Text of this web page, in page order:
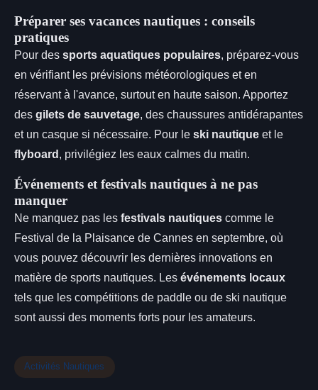
Préparer ses vacances nautiques : conseils
pratiques
Pour des sports aquatiques populaires, préparez-vous
en vérifiant les prévisions météorologiques et en
réservant à l'avance, surtout en haute saison. Apportez
des gilets de sauvetage, des chaussures antidérapantes
et un casque si nécessaire. Pour le ski nautique et le
flyboard , privilégiez les eaux calmes du matin.
Événements et festivals nautiques à ne pas
manquer
Ne manquez pas les festivals nautiques comme le
Festival de la Plaisance de Cannes en septembre, où
vous pouvez découvrir les dernières innovations en
matière de sports nautiques. Les événements locaux
tels que les compétitions de paddle ou de ski nautique
sont aussi des moments forts pour les amateurs.
Activités Nautiques